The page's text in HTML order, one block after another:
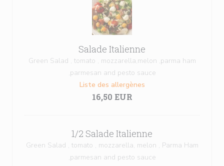
Salade Italienne
Green Salad , tomato , mozzarella,melon ,parma ham
,parmesan and pesto sauce
Liste des allergènes
16,50 EUR
1/2 Salade Italienne
Green Salad , tomato , mozzarella, melon , Parma Ham
,parmesan and pesto sauce